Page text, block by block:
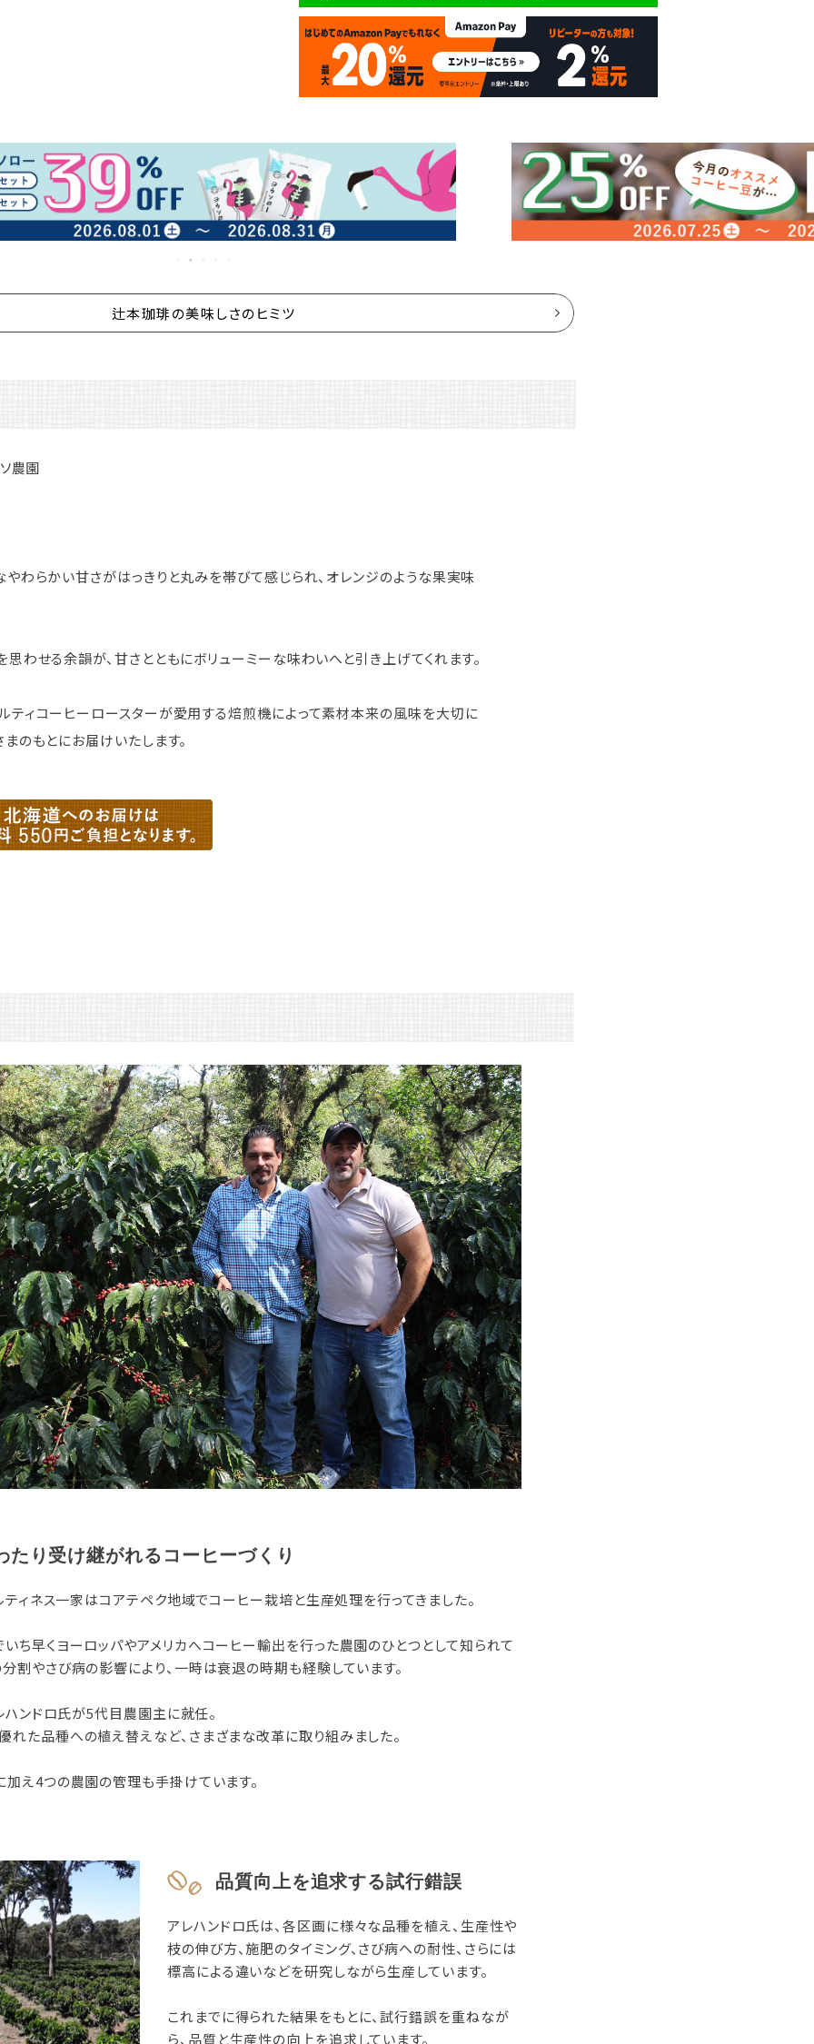
辻本珈琲の美味しさのヒミツ
農園
やわらかい甘さがはっきりと丸みを帯びて感じられ、オレンジのような果実味
わせる余韻が、甘さとともにボリューミーな味わいへと引き上げてくれます。
ティコーヒーロースターが愛用する焙煎機によって素材本来の風味を大切に
のもとにお届けいたします。
たり受け継がれるコーヒーづくり
ティネス一家はコアテペク地域でコーヒー栽培と生産処理を行ってきました。
ち早くヨーロッパやアメリカへコーヒー輸出を行った農園のひとつとして知られて
割やさび病の影響により、一時は衰退の時期も経験しています。
ハンドロ氏が5代目農園主に就任。
れた品種への植え替えなど、さまざまな改革に取り組みました。
加え4つの農園の管理も手掛けています。
品質向上を追求する試行錯誤
アレハンドロ氏は、各区画に様々な品種を植え、生産性や
枝の伸び方、施肥のタイミング、さび病への耐性、さらには
標高による違いなどを研究しながら生産しています。
これまでに得られた結果をもとに、試行錯誤を重ねなが
ら、品質と生産性の向上を追求しています。